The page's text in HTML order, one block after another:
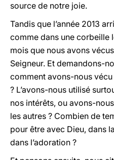
source de notre joie.
Tandis que l’année 2013
comme dans une corbeille
mois que nous avons
Seigneur. Et demandons-
comment avons-nous vécu
? L’avons-nous utilisé
nos intérêts, ou avons-
les autres ? Combien de
pour être avec Dieu, dans
dans l’adoration ?